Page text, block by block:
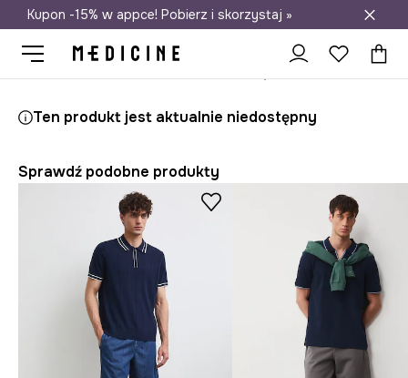
Darmowa dostawa do salonów
Kupon -15% w appce! Pobierz i skorzystaj »
Ten produkt jest aktualnie niedostępny
Sprawdź podobne produkty